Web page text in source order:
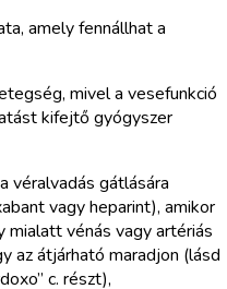
amely fennállhat a
mivel a vesefunkció
kifejtő gyógyszer
véralvadás gátlására
vagy heparint), amikor
vénás vagy artériás
az átjárható maradjon (lásd
c. részt),